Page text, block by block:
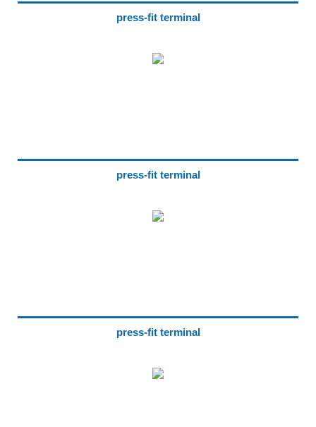
press-fit terminal
press-fit terminal
press-fit terminal